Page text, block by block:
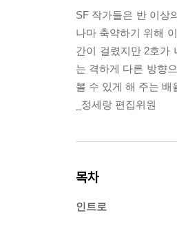
SF 작가들은 반 이상
나마 축약하기 위해
간이 걸렸지만 2호가
는 격하게 다른 방향
볼 수 있게 해 주는 배
_정세랑 편집위원
목차
인트로